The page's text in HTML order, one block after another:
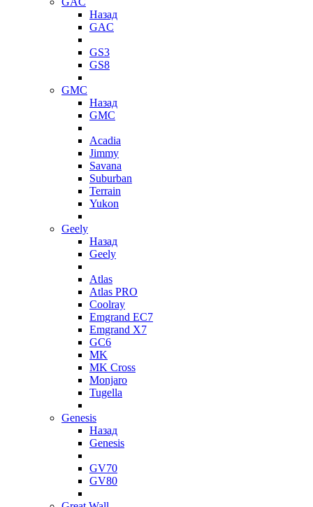
Назад
GAC
GS3
GS8
GMC
Назад
GMC
Acadia
Jimmy
Savana
Suburban
Terrain
Yukon
Geely
Назад
Geely
Atlas
Atlas PRO
Coolray
Emgrand EC7
Emgrand X7
GC6
MK
MK Cross
Monjaro
Tugella
Genesis
Назад
Genesis
GV70
GV80